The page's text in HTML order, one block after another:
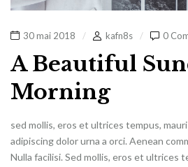
30 mai 2018 kafn8s 0
A Beautiful
Morning
sed mollis, eros et ultrices tempus,
adipiscing dolor urna a orci. Aenean
Nulla facilisi. Sed mollis, eros et ultrices